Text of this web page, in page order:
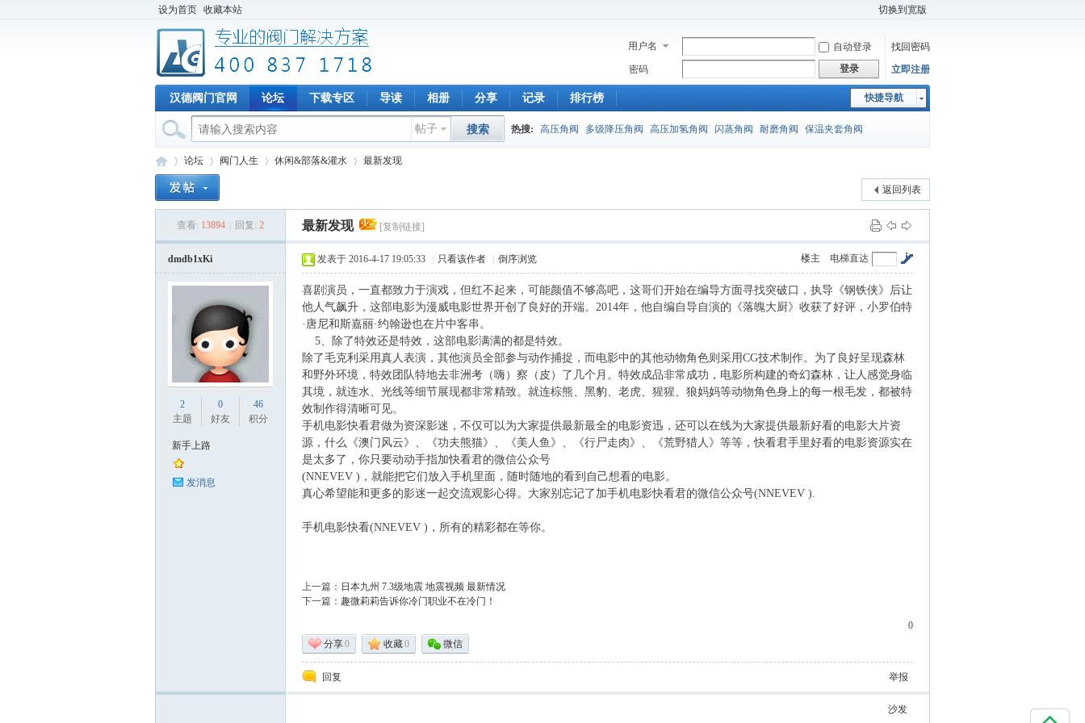
设为首页 收藏本站 切换到宽版
用户名 自动登录
找回密码
密码
登录 立即注册
快捷导航
汉德阀门官网 论坛 下载专区 导读 相册 分享 记录 排行榜
帖子 搜索 热搜: 高压角阀 多级降压角阀 高压加氢角阀 闪蒸角阀 耐磨角阀 保温夹套角阀
论坛
›
阀门人生
›
休闲&部落&灌水
›
最新发现
返回列表
查看: 13894 回复: 2 最新发现 [复制链接]
dmdb1xKi
2
主题
0
好友
46
积分
新手上路
发消息
电梯直达
楼主
发表于 2016-4-17 19:05:33 只看该作者 倒序浏览
喜剧演员，一直都致力于演戏，但红不起来，可能颜值不够高吧，这哥们开始在编导方面寻找突破口，执导《钢铁侠》后让
他人气飙升，这部电影为漫威电影世界开创了良好的开端。2014年，他自编自导自演的《落魄大厨》收获了好评，小罗伯特
·唐尼和斯嘉丽·约翰逊也在片中客串。
5、除了特效还是特效，这部电影满满的都是特效。
除了毛克利采用真人表演，其他演员全部参与动作捕捉，而电影中的其他动物角色则采用CG技术制作。为了良好呈现森林
和野外环境，特效团队特地去非洲考（嗨）察（皮）了几个月。特效成品非常成功，电影所构建的奇幻森林，让人感觉身临
其境，就连水、光线等细节展现都非常精致。就连棕熊、黑豹、老虎、猩猩、狼妈妈等动物角色身上的每一根毛发，都被特
效制作得清晰可见。
手机电影快看君做为资深影迷，不仅可以为大家提供最新最全的电影资迅，还可以在线为大家提供最新好看的电影大片资
源，什么《澳门风云》、《功夫熊猫》、《美人鱼》、《行尸走肉》、《荒野猎人》等等，快看君手里好看的电影资源实在
是太多了，你只要动动手指加快看君的微信公众号
(NNEVEV )，就能把它们放入手机里面，随时随地的看到自己想看的电影。
真心希望能和更多的影迷一起交流观影心得。大家别忘记了加手机电影快看君的微信公众号(NNEVEV ).
手机电影快看(NNEVEV )，所有的精彩都在等你。
上一篇： 日本九州 7.3级地震 地震视频 最新情况
下一篇： 趣微莉莉告诉你冷门职业不在冷门！
0
分享0 收藏0 微信
回复 举报
沙发